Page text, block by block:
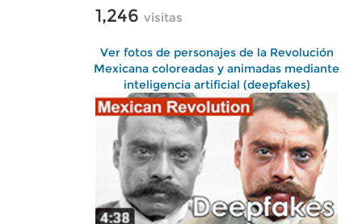
1,246 visitas
Ver fotos de personajes de la Revolución
Mexicana coloreadas y animadas mediante
inteligencia artificial (deepfakes)